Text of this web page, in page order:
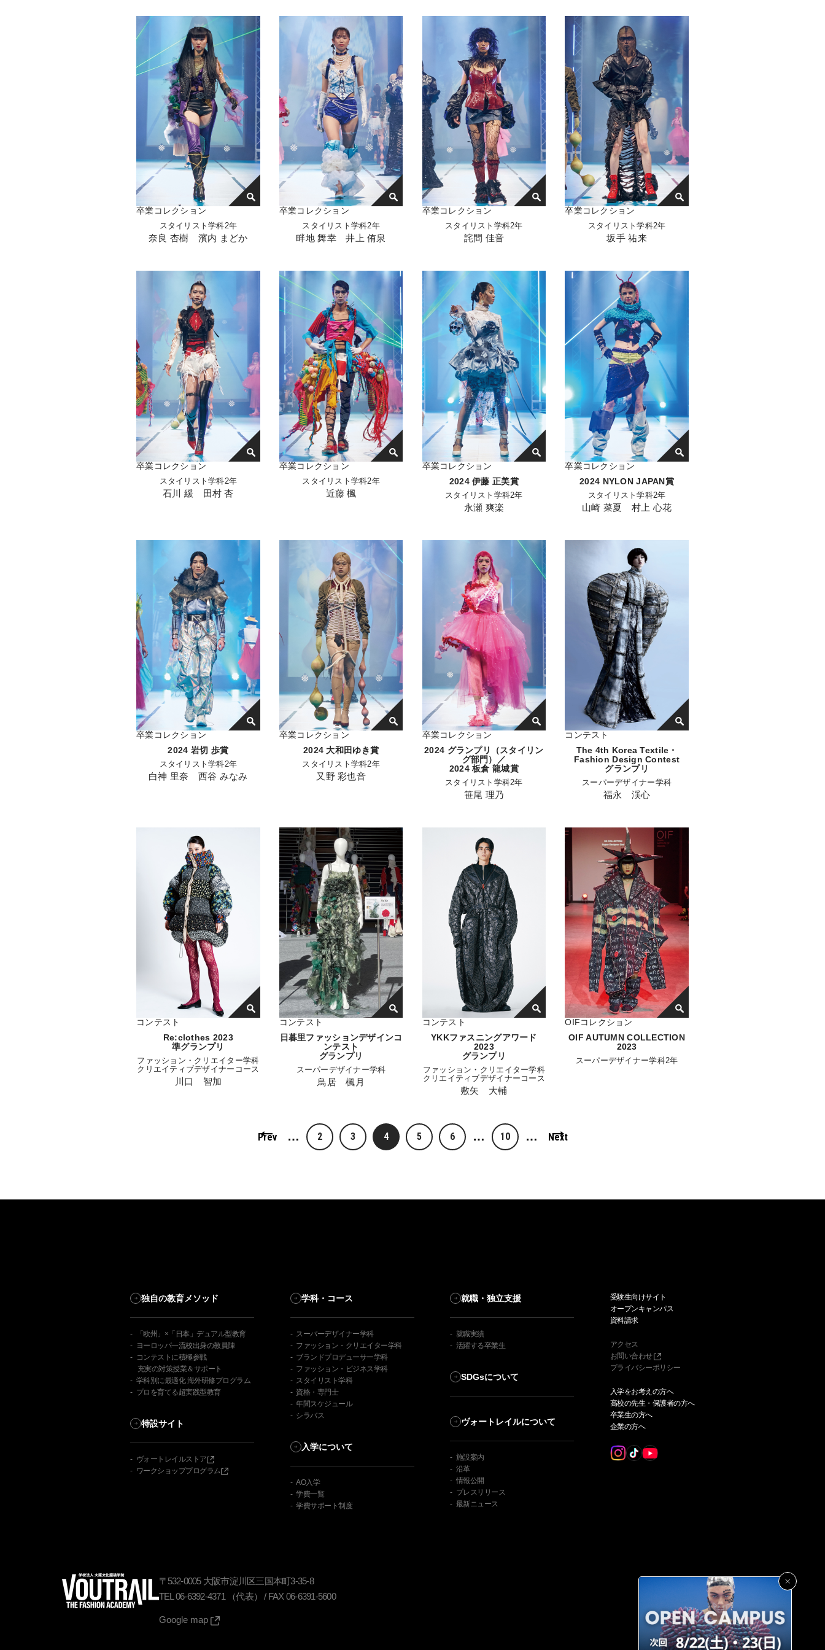
卒業コレクション
スタイリスト学科2年
奈良 杏樹 濱内 まどか
卒業コレクション
スタイリスト学科2年
畔地 舞幸 井上 侑泉
卒業コレクション
スタイリスト学科2年
詫間 佳音
卒業コレクション
スタイリスト学科2年
坂手 祐来
卒業コレクション
スタイリスト学科2年
石川 緩 田村 杏
卒業コレクション
スタイリスト学科2年
近藤 楓
卒業コレクション
2024 伊藤 正美賞
スタイリスト学科2年
永瀬 爽楽
卒業コレクション
2024 NYLON JAPAN賞
スタイリスト学科2年
山崎 菜夏 村上 心花
卒業コレクション
2024 岩切 歩賞
スタイリスト学科2年
白神 里奈 西谷 みなみ
卒業コレクション
2024 大和田ゆき賞
スタイリスト学科2年
又野 彩也音
卒業コレクション
2024 グランプリ（スタイリン
グ部門）／
2024 板倉 龍城賞
スタイリスト学科2年
笹尾 理乃
コンテスト
The 4th Korea Textile・
Fashion Design Contest
グランプリ
スーパーデザイナー学科
福永 渓心
コンテスト
Re:clothes 2023
準グランプリ
ファッション・クリエイター学科
クリエイティブデザイナーコース
川口 智加
コンテスト
日暮里ファッションデザインコ
ンテスト
グランプリ
スーパーデザイナー学科
鳥居 楓月
コンテスト
YKKファスニングアワード
2023
グランプリ
ファッション・クリエイター学科
クリエイティブデザイナーコース
敷矢 大輔
OIFコレクション
OIF AUTUMN COLLECTION
2023
スーパーデザイナー学科2年
Prev … 2 3 4 5 6 … 10 … Next
独自の教育メソッド
「欧州」×「日本」デュアル型教育
ヨーロッパ一流校出身の教員陣
コンテストに積極参戦
充実の対策授業＆サポート
学科別に最適化 海外研修プログラム
プロを育てる超実践型教育
特設サイト
ヴォートレイルストア
ワークショッププログラム
学科・コース
スーパーデザイナー学科
ファッション・クリエイター学科
ブランドプロデューサー学科
ファッション・ビジネス学科
スタイリスト学科
資格・専門士
年間スケジュール
シラバス
入学について
AO入学
学費一覧
学費サポート制度
就職・独立支援
就職実績
活躍する卒業生
SDGsについて
ヴォートレイルについて
施設案内
沿革
情報公開
プレスリリース
最新ニュース
受験生向けサイト
オープンキャンパス
資料請求
アクセス
お問い合わせ
プライバシーポリシー
入学をお考えの方へ
高校の先生・保護者の方へ
卒業生の方へ
企業の方へ
〒 532-0005 大阪市淀川区三国本町3-35-8
TEL 06-6392-4371 （代表） / FAX 06-6391-5600
Google map